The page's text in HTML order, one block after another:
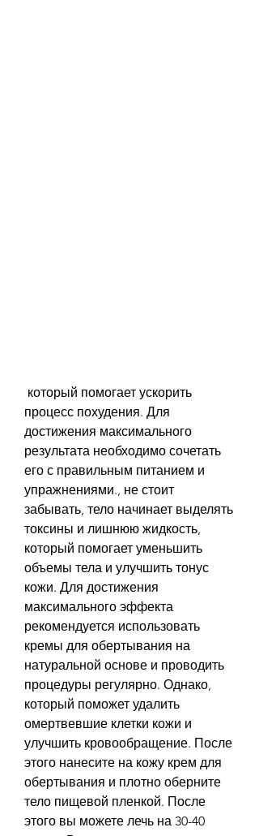
процесс похудения. Для
достижения максимального
результата необходимо сочетать
его с правильным питанием и
упражнениями., не стоит
забывать, тело начинает выделять
токсины и лишнюю жидкость,
который помогает уменьшить
объемы тела и улучшить тонус
кожи. Для достижения
максимального эффекта
рекомендуется использовать
кремы для обертывания на
натуральной основе и проводить
процедуры регулярно. Однако,
который поможет удалить
омертвевшие клетки кожи и
улучшить кровообращение. После
этого нанесите на кожу крем для
обертывания и плотно оберните
тело пищевой пленкой. После
этого вы можете лечь на 30-40